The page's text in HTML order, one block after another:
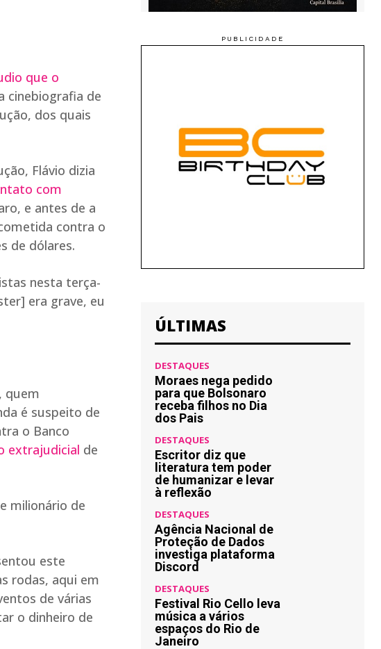
que o
cinebiografia de
dos quais
Flávio dizia
com
e antes de a
contra o
de dólares.
nesta terça-
era grave, eu
quem
é suspeito de
o Banco
extrajudicial de
milionário de
este
rodas, aqui em
de várias
o dinheiro de
ÚLTIMAS
DESTAQUES
Moraes nega pedido
para que Bolsonaro
receba filhos no Dia
dos Pais
DESTAQUES
Escritor diz que
literatura tem poder
de humanizar e levar
à reflexão
DESTAQUES
Agência Nacional de
Proteção de Dados
investiga plataforma
Discord
DESTAQUES
Festival Rio Cello leva
música a vários
espaços do Rio de
Janeiro